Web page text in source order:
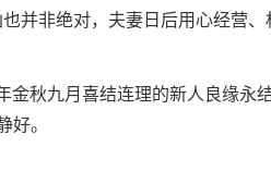
并非绝对，夫妻日后用心经营
金秋九月喜结连理的新人良缘永
好。